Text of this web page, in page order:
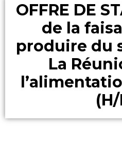
OFFRE DE
de la
produire du
La